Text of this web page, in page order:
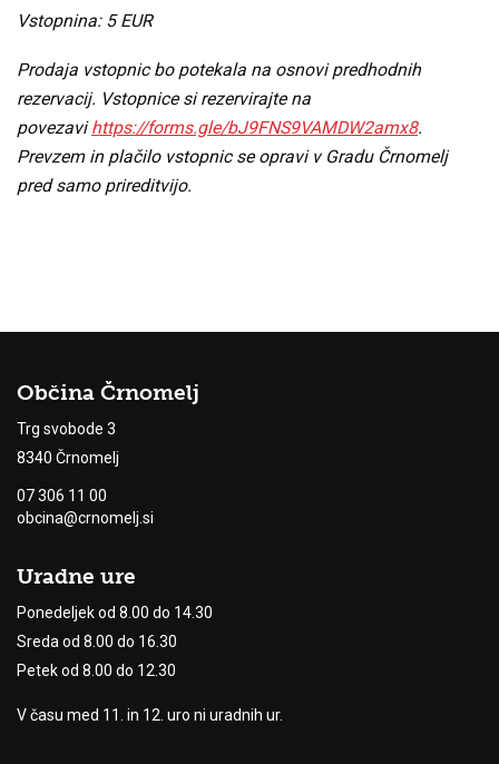
Vstopnina: 5 EUR
Prodaja vstopnic bo potekala na osnovi predhodnih
rezervacij. Vstopnice si rezervirajte na
povezavihttps://forms.gle/bJ9FNS9VAMDW2amx8.
Prevzem in plačilo vstopnic se opravi v Gradu Črnomelj
pred samo prireditvijo.
Občina Črnomelj
Trg svobode 3
8340 Črnomelj
07 306 11 00
obcina@crnomelj.si
Uradne ure
Ponedeljek od 8.00 do 14.30
Sreda od 8.00 do 16.30
Petek od 8.00 do 12.30
V času med 11. in 12. uro ni uradnih ur.